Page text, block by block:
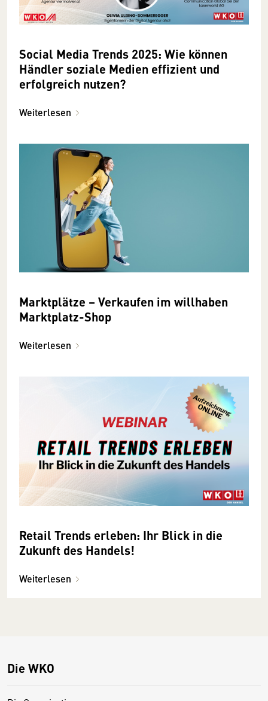
Social Media Trends 2025: Wie können
Händler soziale Medien effizient und
erfolgreich nutzen?
Weiterlesen
Marktplätze – Verkaufen im willhaben
Marktplatz-Shop
Weiterlesen
Retail Trends erleben: Ihr Blick in die
Zukunft des Handels!
Weiterlesen
Die WKO